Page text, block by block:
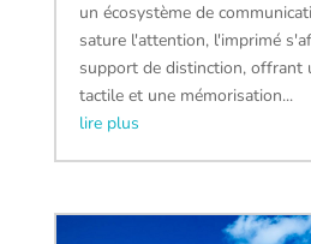
un écosystème de
sature l'attention, l'imprimé
support de distinction, offrant
tactile et une mémorisation...
lire plus